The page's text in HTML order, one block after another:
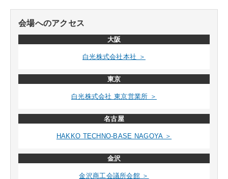
会場へのアクセス
大阪
白光株式会社本社 ＞
東京
白光株式会社 東京営業所 ＞
名古屋
HAKKO TECHNO-BASE NAGOYA ＞
金沢
金沢商工会議所会館 ＞